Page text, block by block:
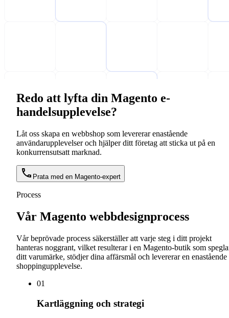
Redo att lyfta din Magento e-
handelsupplevelse?
Låt oss skapa en webbshop som levererar enastående
användarupplevelser och hjälper ditt företag att sticka ut på en
konkurrensutsatt marknad.
Prata med en Magento-expert
Process
Vår Magento webbdesignprocess
Vår beprövade process säkerställer att varje steg i ditt projekt
hanteras noggrant, vilket resulterar i en Magento-butik som
ditt varumärke, stödjer dina affärsmål och levererar en enastående
shoppingupplevelse.
01
Kartläggning och strategi